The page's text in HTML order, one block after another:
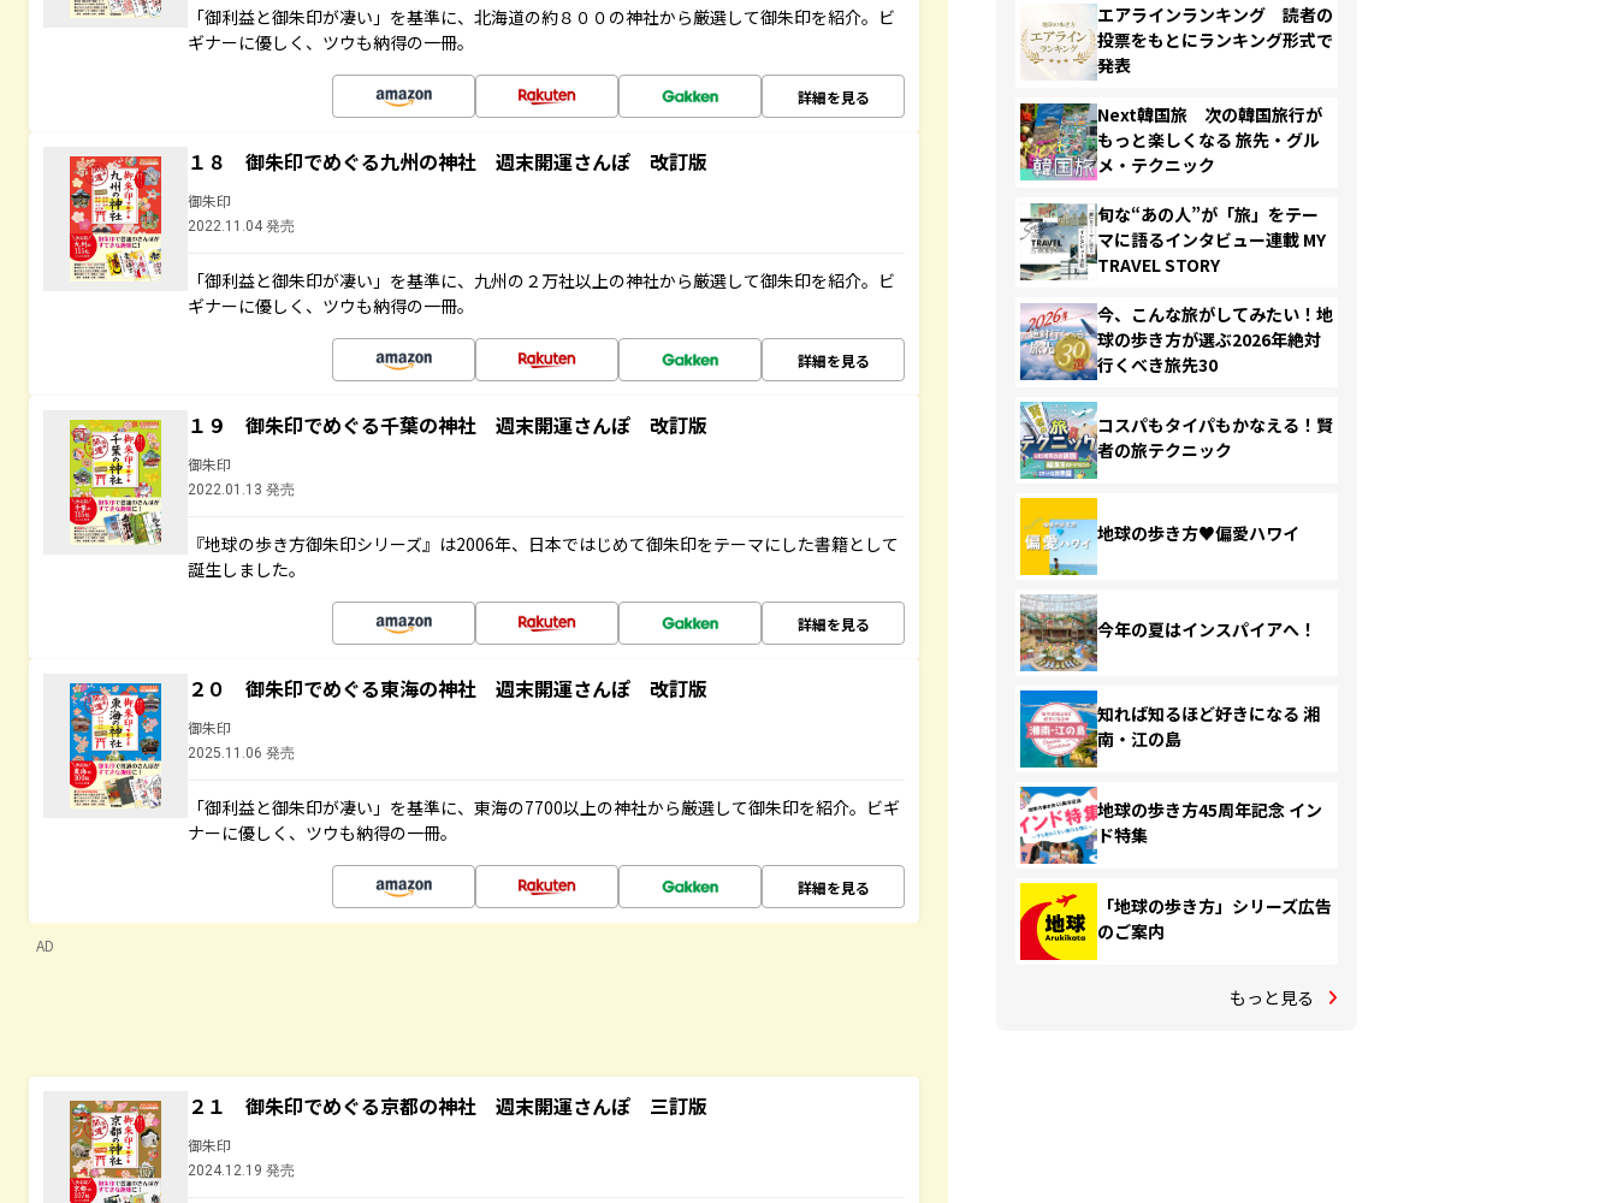
「御利益と御朱印が凄い」を基準に、北海道の約８００の神社から厳選して御朱印を紹介。ビ
ギナーに優しく、ツウも納得の一冊。
詳細を見る
１８ 御朱印でめぐる九州の神社 週末開運さんぽ 改訂版
御朱印
2022.11.04 発売
「御利益と御朱印が凄い」を基準に、九州の２万社以上の神社から厳選して御朱印を紹介。ビ
ギナーに優しく、ツウも納得の一冊。
詳細を見る
１９ 御朱印でめぐる千葉の神社 週末開運さんぽ 改訂版
御朱印
2022.01.13 発売
『地球の歩き方御朱印シリーズ』は2006年、日本ではじめて御朱印をテーマにした書籍として
誕生しました。
詳細を見る
２０ 御朱印でめぐる東海の神社 週末開運さんぽ 改訂版
御朱印
2025.11.06 発売
「御利益と御朱印が凄い」を基準に、東海の7700以上の神社から厳選して御朱印を紹介。ビギ
ナーに優しく、ツウも納得の一冊。
詳細を見る
AD
２１ 御朱印でめぐる京都の神社 週末開運さんぽ 三訂版
御朱印
2024.12.19 発売
エアラインランキング 読者の
投票をもとにランキング形式で
発表
Next韓国旅 次の韓国旅行が
もっと楽しくなる 旅先・グル
メ・テクニック
旬な“あの人”が「旅」をテー
マに語るインタビュー連載 MY
TRAVEL STORY
今、こんな旅がしてみたい！地
球の歩き方が選ぶ2026年絶対
行くべき旅先30
コスパもタイパもかなえる！賢
者の旅テクニック
地球の歩き方♥偏愛ハワイ
今年の夏はインスパイアへ！
知れば知るほど好きになる 湘
南・江の島
地球の歩き方45周年記念 イン
ド特集
「地球の歩き方」シリーズ広告
のご案内
もっと見る